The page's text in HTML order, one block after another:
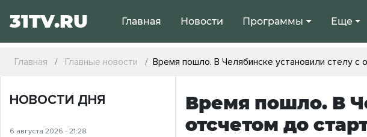
31TV.RU Главная Новости Программы Еще
Главная Главные новости Время пошло. В Челябинске установили стелу
Время пошло. В
отсчетом до
НОВОСТИ ДНЯ
6 августа 2026 - 21:28